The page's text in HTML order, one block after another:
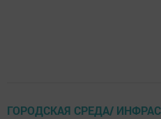
ГОРОДСКАЯ СРЕДА/